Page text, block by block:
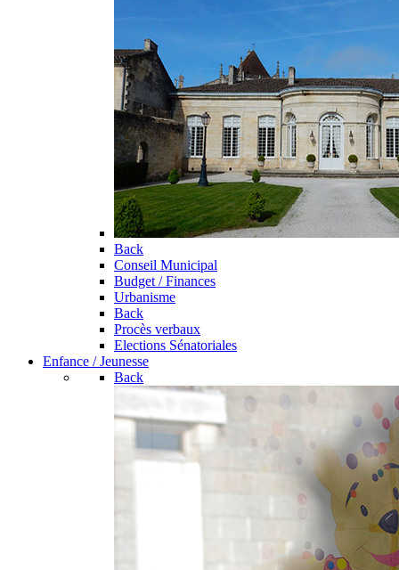
Back
Conseil Municipal
Budget / Finances
Urbanisme
Back
Procès verbaux
Elections Sénatoriales
Enfance / Jeunesse
Back